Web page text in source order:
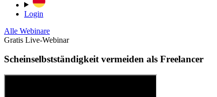
Login
Alle Webinare
Gratis Live-Webinar
Scheinselbstständigkeit vermeiden als Freelancer